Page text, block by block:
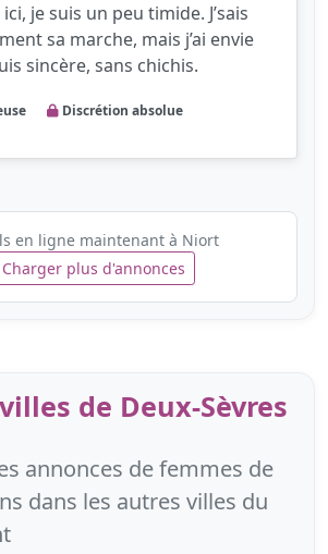
je suis un peu timide. J’sais
sa marche, mais j’ai envie
sincère, sans chichis.
Discrétion absolue
en ligne maintenant à Niort
Charger plus d'annonces
de Deux-Sèvres
annonces de femmes de
dans les autres villes du